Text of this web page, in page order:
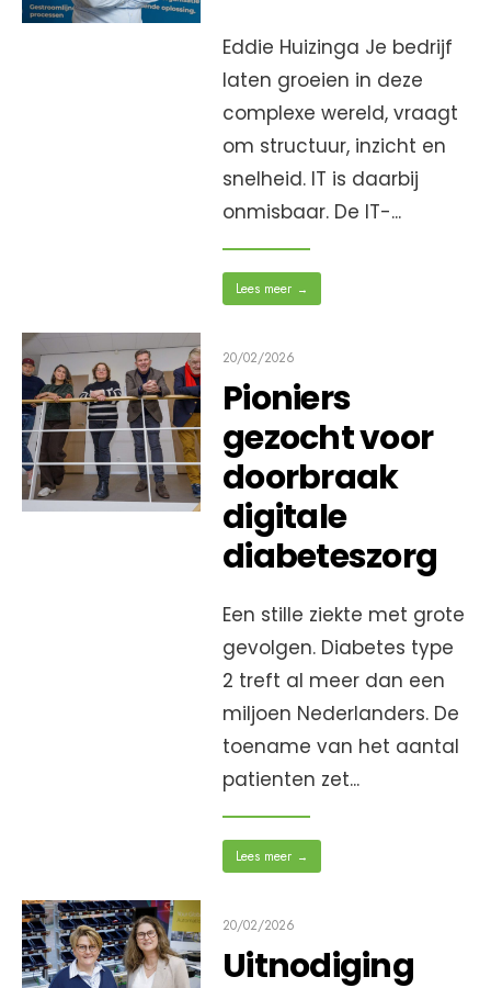
Eddie Huizinga Je bedrijf
laten groeien in deze
complexe wereld, vraagt
om structuur, inzicht en
snelheid. IT is daarbij
onmisbaar. De IT-...
Lees meer →
20/02/2026
Pioniers
gezocht voor
doorbraak
digitale
diabeteszorg
Een stille ziekte met grote
gevolgen. Diabetes type
2 treft al meer dan een
miljoen Nederlanders. De
toename van het aantal
patienten zet...
Lees meer →
20/02/2026
Uitnodiging